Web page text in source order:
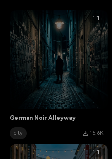
1:1
German Noir Alleyway
city 15.6K
1:1